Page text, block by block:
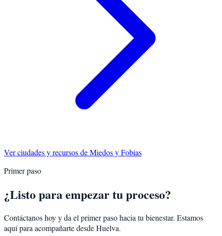
Ver ciudades y recursos deMiedos y Fobias
Primer paso
¿Listo para empezar tu proceso?
Contáctanos hoy y da el primer paso hacia tu bienestar. Estamos
aquí para acompañarte desdeHuelva.